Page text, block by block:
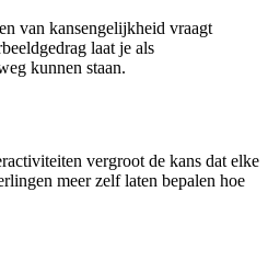
van kansengelijkheid vraagt
laat je als
kunnen staan.
vergroot de kans dat elke
meer zelf laten bepalen hoe